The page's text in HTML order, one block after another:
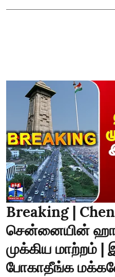
Breaking |
சென்னையின்
முக்கிய மாற்றம் |
போகாதீங்க